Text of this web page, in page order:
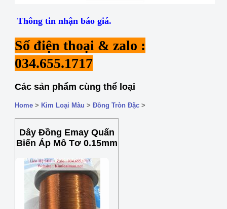
Thông tin nhận báo giá.
Số điện thoại & zalo :
034.655.1717
Các sản phẩm cùng thể loại
Home > Kim Loại Màu > Đồng Tròn Đặc >
Dây Đồng Emay Quấn
Biến Áp Mô Tơ 0.15mm